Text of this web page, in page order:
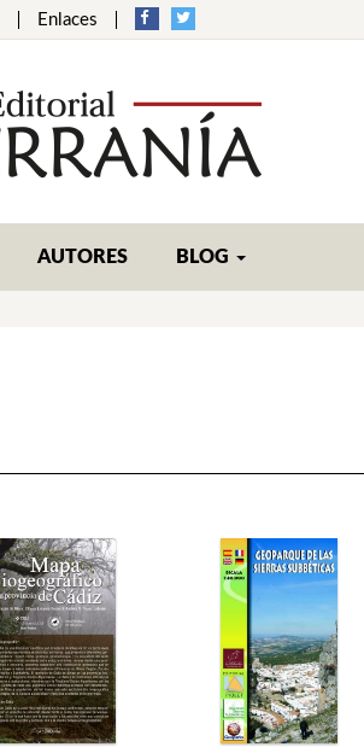
Enlaces
AUTORES BLOG